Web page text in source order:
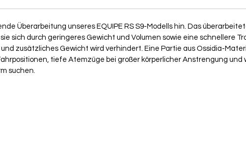
Überarbeitung unseres EQUIPE RS S9-Modells hin. Das
sich durch geringeres Gewicht und Volumen sowie eine schnellere
zusätzliches Gewicht wird verhindert. Eine Partie aus Ossidia-
tiefe Atemzüge bei großer körperlicher Anstrengung und
suchen.